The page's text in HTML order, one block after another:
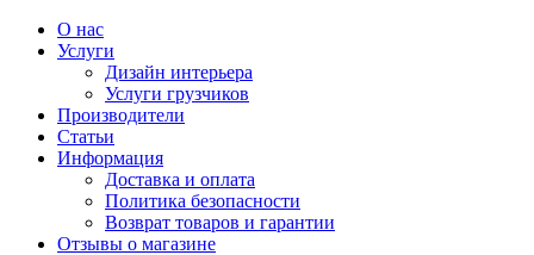
О нас
Услуги
Дизайн интерьера
Услуги грузчиков
Производители
Статьи
Информация
Доставка и оплата
Политика безопасности
Возврат товаров и гарантии
Отзывы о магазине